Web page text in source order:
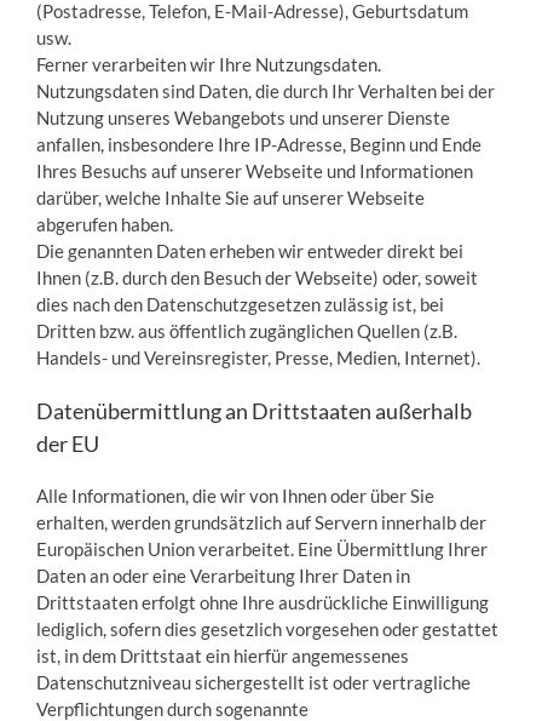
(Postadresse, Telefon, E-Mail-Adresse), Geburtsdatum
usw.
Ferner verarbeiten wir Ihre Nutzungsdaten.
Nutzungsdaten sind Daten, die durch Ihr Verhalten bei der
Nutzung unseres Webangebots und unserer Dienste
anfallen, insbesondere Ihre IP-Adresse, Beginn und Ende
Ihres Besuchs auf unserer Webseite und Informationen
darüber, welche Inhalte Sie auf unserer Webseite
abgerufen haben.
Die genannten Daten erheben wir entweder direkt bei
Ihnen (z.B. durch den Besuch der Webseite) oder, soweit
dies nach den Datenschutzgesetzen zulässig ist, bei
Dritten bzw. aus öffentlich zugänglichen Quellen (z.B.
Handels- und Vereinsregister, Presse, Medien, Internet).
Datenübermittlung an Drittstaaten außerhalb
der EU
Alle Informationen, die wir von Ihnen oder über Sie
erhalten, werden grundsätzlich auf Servern innerhalb der
Europäischen Union verarbeitet. Eine Übermittlung Ihrer
Daten an oder eine Verarbeitung Ihrer Daten in
Drittstaaten erfolgt ohne Ihre ausdrückliche Einwilligung
lediglich, sofern dies gesetzlich vorgesehen oder gestattet
ist, in dem Drittstaat ein hierfür angemessenes
Datenschutzniveau sichergestellt ist oder vertragliche
Verpflichtungen durch sogenannte